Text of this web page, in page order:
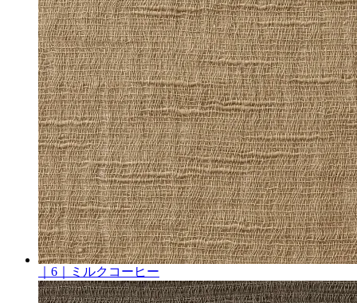
｜6｜ミルクコーヒー